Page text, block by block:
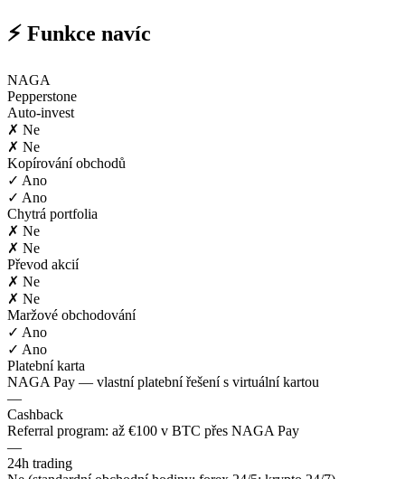
⚡ Funkce navíc
NAGA
Pepperstone
Auto-invest
✗ Ne
✗ Ne
Kopírování obchodů
✓ Ano
✓ Ano
Chytrá portfolia
✗ Ne
✗ Ne
Převod akcií
✗ Ne
✗ Ne
Maržové obchodování
✓ Ano
✓ Ano
Platební karta
NAGA Pay — vlastní platební řešení s virtuální kartou
—
Cashback
Referral program: až €100 v BTC přes NAGA Pay
—
24h trading